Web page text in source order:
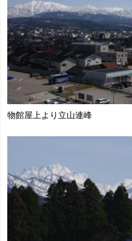
物館屋上より立山連峰